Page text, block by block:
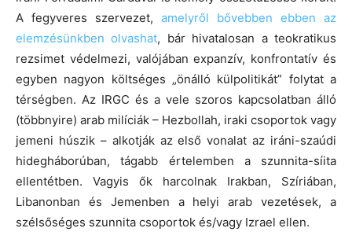
A fegyveres szervezet, amelyről bővebben ebben az
elemzésünkben olvashat, bár hivatalosan a teokratikus
rezsimet védelmezi, valójában expanzív, konfrontatív és
egyben nagyon költséges „önálló külpolitikát” folytat a
térségben. Az IRGC és a vele szoros kapcsolatban álló
(többnyire) arab milíciák – Hezbollah, iraki csoportok vagy
jemeni húszik – alkotják az első vonalat az iráni-szaúdi
hidegháborúban, tágabb értelemben a szunnita-síita
ellentétben. Vagyis ők harcolnak Irakban, Szíriában,
Libanonban és Jemenben a helyi arab vezetések, a
szélsőséges szunnita csoportok és/vagy Izrael ellen.